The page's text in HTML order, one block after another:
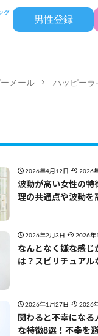
男性登録
メール ハッピーラ
2026年4月12日 2026
波動が高い女性の特
理の共通点や波動を
2026年2月3日 2026年
なんとなく嫌な感じ
は？スピリチュアル
2026年1月27日 2026
関わると不幸になる
な特徴8選！不幸を